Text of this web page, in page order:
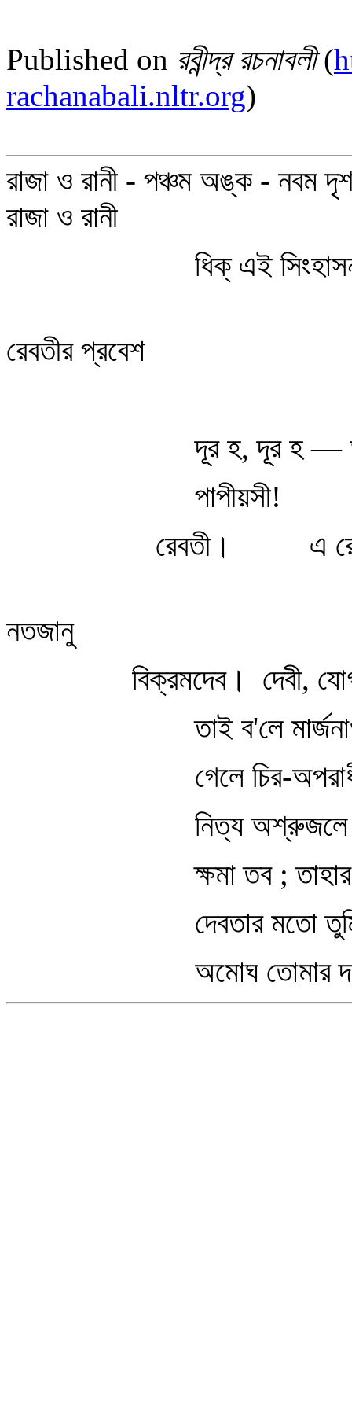
Published on রবীন্দ্র রচনাবলী(
rachanabali.nltr.org)
রাজা ও রানী - পঞ্চম অঙ্ক - নবম
রাজা ও রানী
ধিক্ এই
রেবতীর প্রবেশ
দূর হ, দূর হ —
পাপীয়সী!
রেবতী। এ রোষ
নতজানু
বিক্রমদেব। দেবী,
তাই ব'লে
গেলে চির-
নিত্য অশ্রুজলে
ক্ষমা তব ;
দেবতার মতো
অমোঘ তোমার